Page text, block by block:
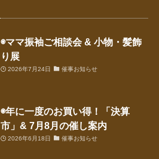
◉ママ振袖ご相談会 & 小物・髪飾
り展
2026年7月24日 催事お知らせ
◉年に一度のお買い得！「決算
市」& 7月8月の催し案内
2026年6月18日 催事お知らせ